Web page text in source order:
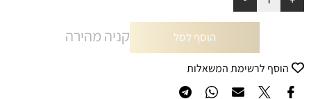
הוסף לסל קניה מהירה
הוסף לרשימת המשאלות